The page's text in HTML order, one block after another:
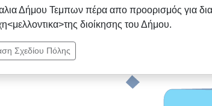
Δήμου Τεμπων πέρα απο προορισμός για
διοίκησης του Δήμου.
Σχεδίου Πόλης